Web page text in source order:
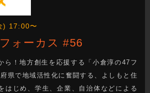
) 17:00〜
フォーカス #56
ら！地方創生を応援する「小倉淳の47フ
県で地域活性化に奮闘する、よしもと住
はじめ、学生、企業、自治体などによる